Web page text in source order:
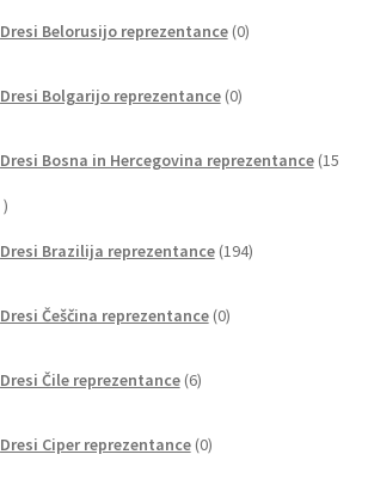
Dresi Belorusijo reprezentance 0izdelkov
Dresi Bolgarijo reprezentance 0izdelkov
Dresi Bosna in Hercegovina reprezentance 15
15
Dresi Brazilija reprezentance 194izdelkov
Dresi Češčina reprezentance 0izdelkov
Dresi Čile reprezentance 6izdelkov
Dresi Ciper reprezentance 0izdelkov